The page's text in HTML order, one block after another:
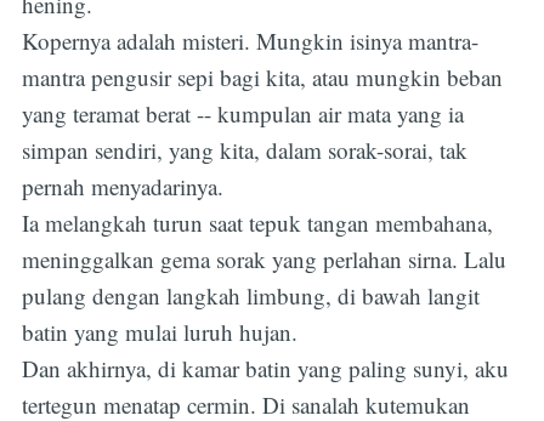
Kopernya adalah misteri. Mungkin isinya mantra-
mantra pengusir sepi bagi kita, atau mungkin beban
yang teramat berat -- kumpulan air mata yang ia
simpan sendiri, yang kita, dalam sorak-sorai, tak
pernah menyadarinya.
Ia melangkah turun saat tepuk tangan membahana,
meninggalkan gema sorak yang perlahan sirna. Lalu
pulang dengan langkah limbung, di bawah langit
batin yang mulai luruh hujan.
Dan akhirnya, di kamar batin yang paling sunyi, aku
tertegun menatap cermin. Di sanalah kutemukan